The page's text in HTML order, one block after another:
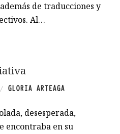
de traducciones y
Al…
/ GLORIA ARTEAGA
desesperada,
encontraba en su